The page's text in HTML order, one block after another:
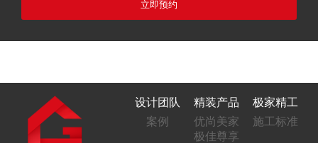
立即预约
设计团队
案例
精装产品
优尚美家
极佳尊享
极家精工
施工标准